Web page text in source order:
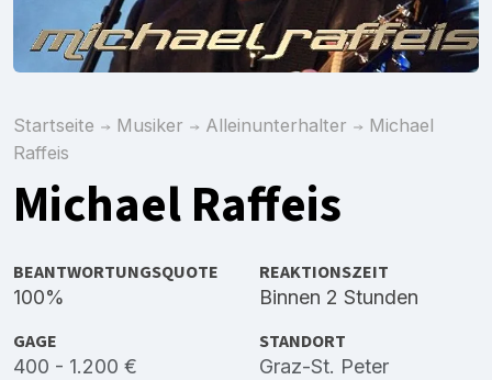
Startseite Musiker Alleinunterhalter
Michael
Raffeis
Michael Raffeis
BEANTWORTUNGSQUOTE
100%
REAKTIONSZEIT
Binnen 2 Stunden
GAGE
400 - 1.200 €
STANDORT
Graz-St. Peter